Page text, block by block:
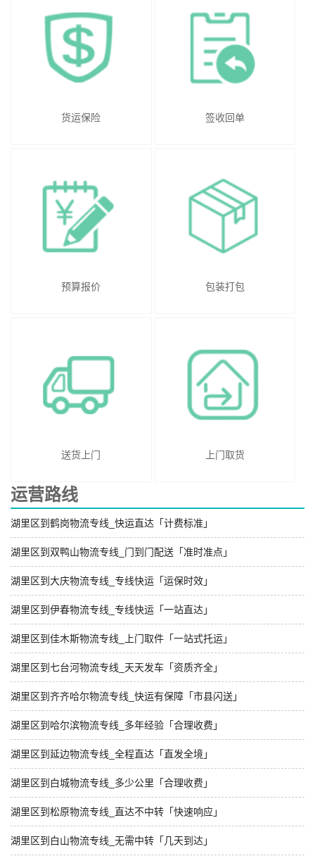
货运保险 签收回单
预算报价 包装打包
送货上门 上门取货
运营路线
湖里区到鹤岗物流专线_快运直达「计费标准」
湖里区到双鸭山物流专线_门到门配送「准时准点」
湖里区到大庆物流专线_专线快运「运保时效」
湖里区到伊春物流专线_专线快运「一站直达」
湖里区到佳木斯物流专线_上门取件「一站式托运」
湖里区到七台河物流专线_天天发车「资质齐全」
湖里区到齐齐哈尔物流专线_快运有保障「市县闪送」
湖里区到哈尔滨物流专线_多年经验「合理收费」
湖里区到延边物流专线_全程直达「直发全境」
湖里区到白城物流专线_多少公里「合理收费」
湖里区到松原物流专线_直达不中转「快速响应」
湖里区到白山物流专线_无需中转「几天到达」